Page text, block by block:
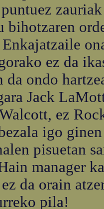
bihotzaren
ez da
da ondo
Jack
ez
igo
pisuetan
manager
ez da orain
pila!